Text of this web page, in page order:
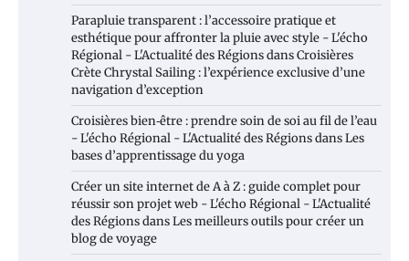
Parapluie transparent : l’accessoire pratique et
esthétique pour affronter la pluie avec style - L'écho
Régional - L'Actualité des RégionsdansCroisières
Crète Chrystal Sailing : l’expérience exclusive d’une
navigation d’exception
Croisières bien‑être : prendre soin de soi au fil de l’eau
- L'écho Régional - L'Actualité des RégionsdansLes
bases d’apprentissage du yoga
Créer un site internet de A à Z : guide complet pour
réussir son projet web - L'écho Régional - L'Actualité
des RégionsdansLes meilleurs outils pour créer un
blog de voyage